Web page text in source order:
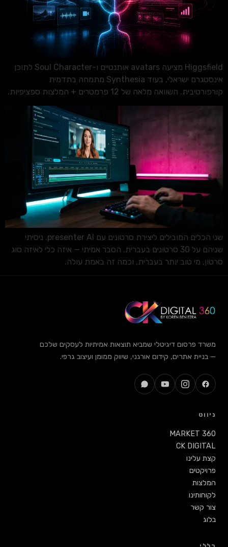
Higgsfield מציעה avatars אותנטיים ו-Soul Character לתוכן
אינסטגרם ישראלי, בעוד Synthesia מתמחה בתדמית
קורפורטיבית. השוואה מלאה של 12 פרמטרים + המלצות ספציפיות.
שני הכלים המובילים ליצירת סרטונים עם presenter AI. ניסיתי
שניהם על 30 סרטונים בעברית. הסבר אמיתי — איזה כלי לאיזה סוג
סרטון, מי טוב יותר בעברית, וכמה זה באמת עולה.
משרד פרסום דיגיטלי שמביא תוצאות אמיתיות לעסקים שלכם
— בניית אתרים, קידום אורגני, שיווק ממומן ועיצוב גרפי.
ניווט
MARKET 360
CK DIGITAL
קצת עלינו
פרויקטים
המלצות
לקוחותינו
צור קשר
בלוג